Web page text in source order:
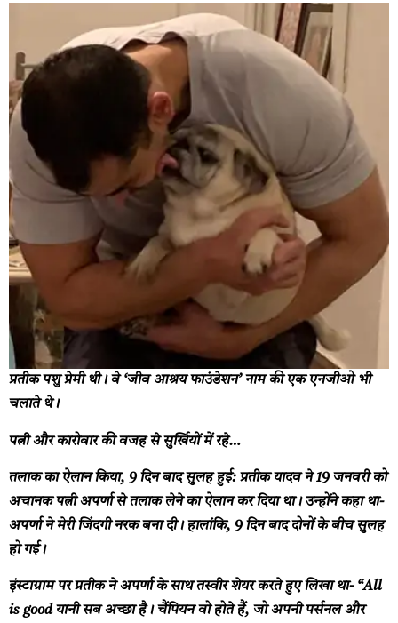
प्रतीक पशु प्रेमी थी। वे ‘जीव आश्रय फाउंडेशन’ नाम की एक एनजीओ भी
चलाते थे।
पत्नी और कारोबार की वजह से सुर्खियों में रहे…
तलाक का ऐलान किया, 9 दिन बाद सुलह हुई: प्रतीक यादव ने 19 जनवरी को
अचानक पत्नी अपर्णा से तलाक लेने का ऐलान कर दिया था। उन्होंने कहा था-
अपर्णा ने मेरी जिंदगी नरक बना दी। हालांकि, 9 दिन बाद दोनों के बीच सुलह
हो गई।
इंस्टाग्राम पर प्रतीक ने अपर्णा के साथ तस्वीर शेयर करते हुए लिखा था- “All
is good यानी सब अच्छा है। चैंपियन वो होते हैं, जो अपनी पर्सनल और